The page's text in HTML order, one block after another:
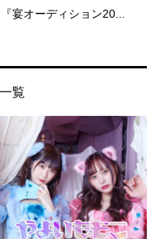
宴オーディション20...
覧